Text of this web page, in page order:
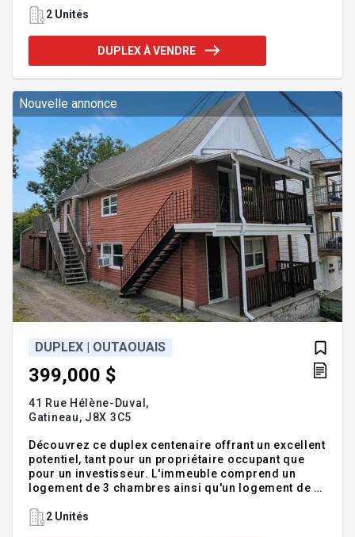
découvrir son charme ancestral! Très bon revenus
locatifs pour un investisseur.! Contact: Marc Leduc
- (514) 795-0638 ie: Courtiers immobiliers groupe
sutton - distinction inc., Agence immobilière VOIR
quebec-immobilier-details.html?
no_inscription=18350444
2 Unités
DUPLEX À VENDRE
Nouvelle annonce
DUPLEX | OUTAOUAIS
399,000 $
41 Rue Hélène-Duval,
Gatineau, J8X 3C5
Découvrez ce duplex centenaire offrant un excellent
potentiel, tant pour un propriétaire occupant que
pour un investisseur. L'immeuble comprend un
logement de 3 chambres ainsi qu'un logement de 1
d'occupation ou de revenus. Vous profiterez d'une
cour arrière, idéale pour vos moments de détente.
2 Unités